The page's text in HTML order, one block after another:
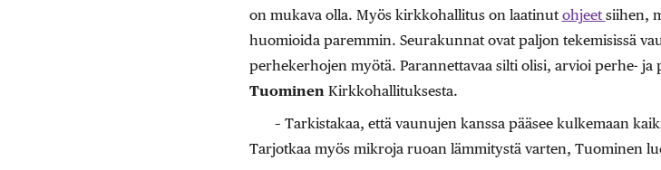
on mukava olla. Myös kirkkohallitus on laatinut ohjeet siihen,
huomioida paremmin. Seurakunnat ovat paljon tekemisissä
perhekerhojen myötä. Parannettavaa silti olisi, arvioi perhe-
TuominenKirkkohallituksesta.
– Tarkistakaa, että vaunujen kanssa pääsee kulkemaan
Tarjotkaa myös mikroja ruoan lämmitystä varten, Tuominen